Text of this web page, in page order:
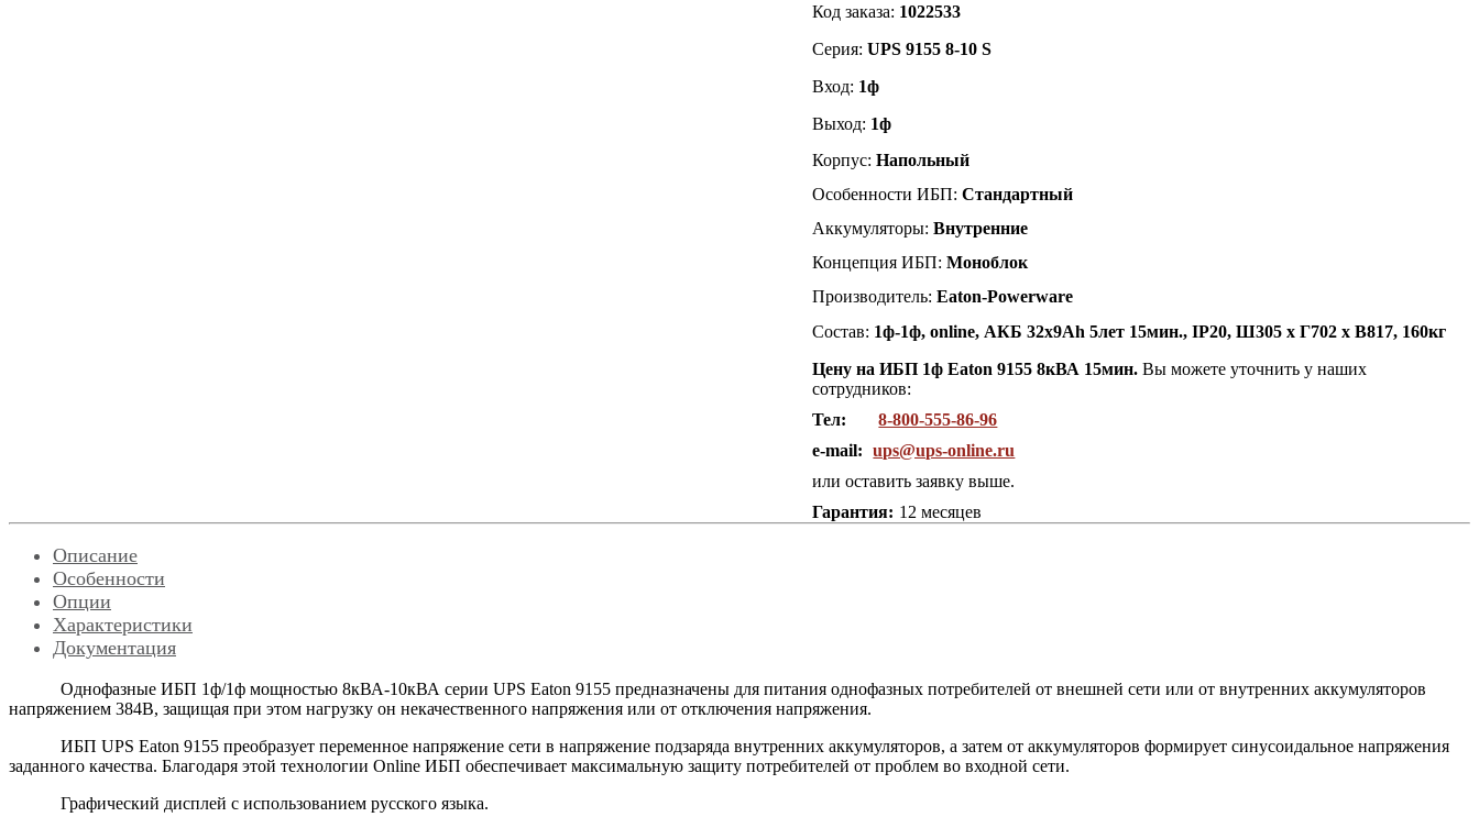
Код заказа: 1022533
Серия:UPS 9155 8-10 S
Вход: 1ф
Выход: 1ф
Корпус:Напольный
Особенности ИБП:Стандартный
Аккумуляторы:Внутренние
Концепция ИБП:Моноблок
Производитель:Eaton-Powerware
Состав: 1ф-1ф, online, АКБ 32х9Ah 5лет 15мин., IP20, Ш305 х Г702 х В817, 160кг
Цену на ИБП 1ф Eaton 9155 8кВА 15мин.Вы можете уточнить у наших
сотрудников:
Тел:
8-800-555-86-96
e-mail:
ups@ups-online.ru
или оставить заявку выше.
Гарантия: 12 месяцев
Описание
Особенности
Опции
Характеристики
Документация
Однофазные ИБП 1ф/1ф мощностью 8кВА-10кВА серииUPS Eaton 9155 предназначены для питания однофазных потребителей от внешней сети или от внутренних аккумуляторов
напряжением 384В, защищая при этом нагрузку он некачественного напряжения или от отключения напряжения.
ИБПUPS Eaton 9155 преобразует переменное напряжение сети в напряжение подзаряда внутренних аккумуляторов, а затем от аккумуляторов формирует синусоидальное напряжения
заданного качества. Благодаря этой технологии Online ИБП обеспечивает максимальную защиту потребителей от проблем во входной сети.
Графический дисплей с использованием русского языка.